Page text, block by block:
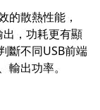
的散熱性能，
，功耗更有顯
斷不同USB前端
出功率。